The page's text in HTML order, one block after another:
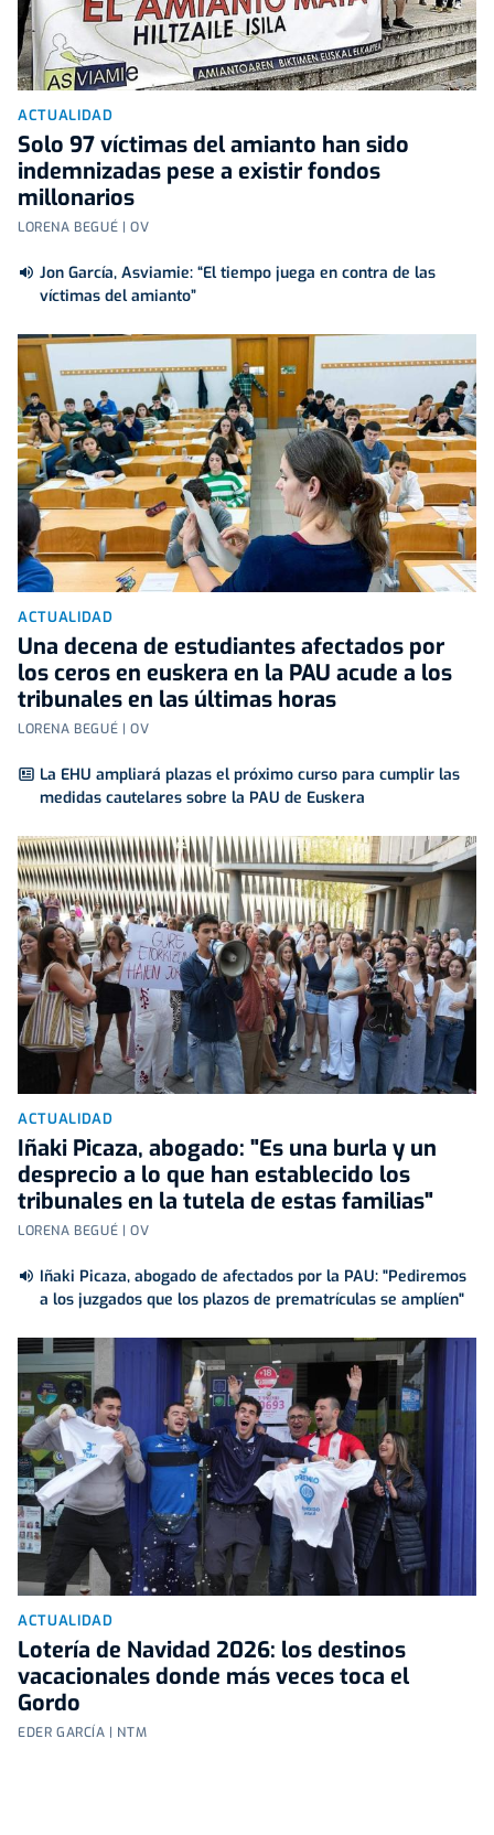
ACTUALIDAD
Solo 97 víctimas del amianto han sido
indemnizadas pese a existir fondos
millonarios
LORENA BEGUÉ | OV
Jon García, Asviamie: “El tiempo juega en contra de las
víctimas del amianto”
ACTUALIDAD
Una decena de estudiantes afectados por
los ceros en euskera en la PAU acude a los
tribunales en las últimas horas
LORENA BEGUÉ | OV
La EHU ampliará plazas el próximo curso para cumplir las
medidas cautelares sobre la PAU de Euskera
ACTUALIDAD
Iñaki Picaza, abogado: "Es una burla y un
desprecio a lo que han establecido los
tribunales en la tutela de estas familias"
LORENA BEGUÉ | OV
Iñaki Picaza, abogado de afectados por la PAU: "Pediremos
a los juzgados que los plazos de prematrículas se amplíen"
ACTUALIDAD
Lotería de Navidad 2026: los destinos
vacacionales donde más veces toca el
Gordo
EDER GARCÍA | NTM